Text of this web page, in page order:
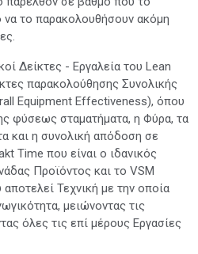
να το παρακολουθήσουν ακόμη
Δείκτες - Εργαλεία του Lean
παρακολούθησης Συνολικής
Equipment Effectiveness), όπου
φύσεως σταματήματα, η Φύρα, τα
και η συνολική απόδοση σε
Time που είναι ο ιδανικός
Προϊόντος και το VSM
Τεχνική με την οποία
μειώνοντας τις
όλες τις επί μέρους Εργασίες